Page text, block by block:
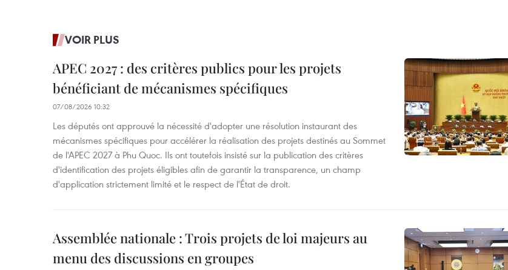
VOIR PLUS
APEC 2027 : des critères publics pour les projets
bénéficiant de mécanismes spécifiques
07/08/2026 10:32
Les députés ont approuvé la nécessité d'adopter une résolution instaurant des
mécanismes spécifiques pour accélérer la réalisation des projets destinés au Sommet
de l'APEC 2027 à Phu Quoc. Ils ont toutefois insisté sur la publication des critères
d'identification des projets éligibles afin de garantir la transparence, un champ
d'application strictement limité et le respect de l'État de droit.
Assemblée nationale : Trois projets de loi majeurs au
menu des discussions en groupes